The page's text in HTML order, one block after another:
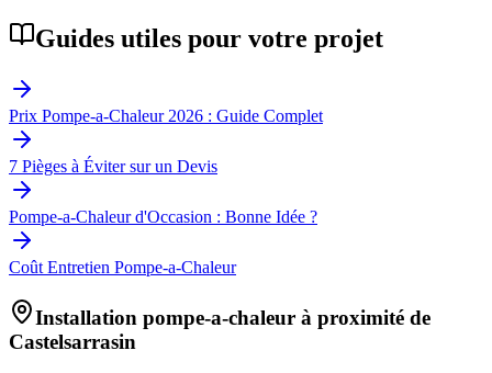
Guides utiles pour votre projet
Prix Pompe-a-Chaleur 2026 : Guide Complet
7 Pièges à Éviter sur un Devis
Pompe-a-Chaleur d'Occasion : Bonne Idée ?
Coût Entretien Pompe-a-Chaleur
Installation pompe-a-chaleur à proximité de
Castelsarrasin